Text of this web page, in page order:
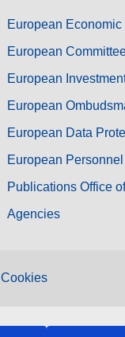
European
European
European
European
European Data
European
Publications Office
Agencies
Cookies